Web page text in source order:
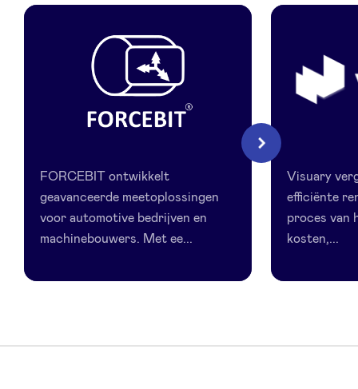
FORCEBIT ontwikkelt
geavanceerde meetoplossingen
voor automotive bedrijven en
machinebouwers. Met ee...
Visuary
efficiënte
proces van
kosten,...
Volgende